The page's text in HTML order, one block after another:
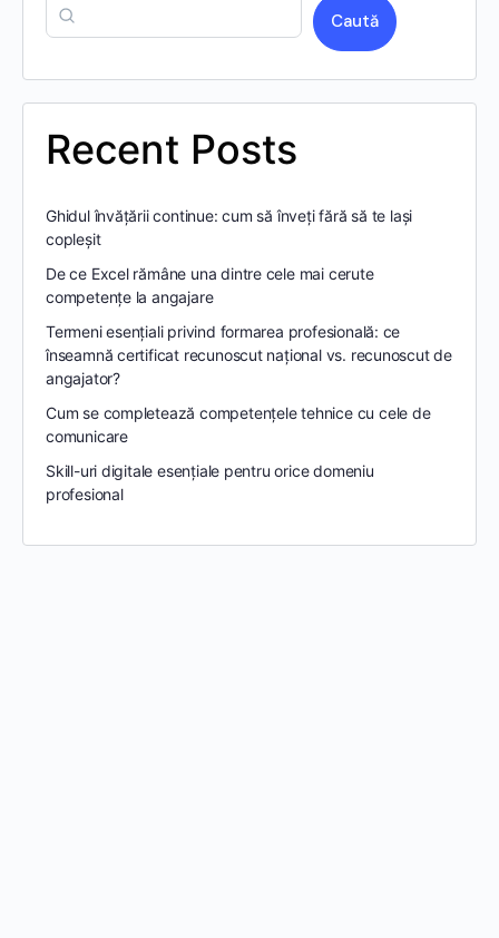
Caută
Recent Posts
Ghidul învățării continue: cum să înveți fără să te lași
copleșit
De ce Excel rămâne una dintre cele mai cerute
competențe la angajare
Termeni esențiali privind formarea profesională: ce
înseamnă certificat recunoscut național vs. recunoscut de
angajator?
Cum se completează competențele tehnice cu cele de
comunicare
Skill-uri digitale esențiale pentru orice domeniu
profesional